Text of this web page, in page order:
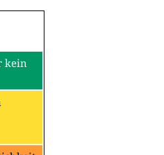
kein